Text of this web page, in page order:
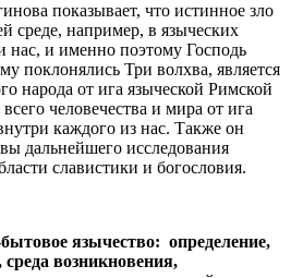
показывает, что истинное зло
среде, например, в языческих
нас, и именно поэтому Господь
поклонялись Три волхва, является
народа от ига языческой Римской
человечества и мира от ига
каждого из нас. Также он
дальнейшего исследования
славистики и богословия.
язычество: определение,
возникновения,